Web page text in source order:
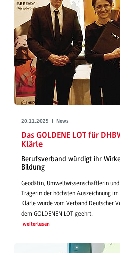
20.11.2025 | News
Das GOLDENE LOT für
Klärle
Berufsverband würdigt ihr
Bildung
Geodätin, Umweltwissenschaftlerin
Trägerin der höchsten Auszeichnung
Klärle wurde vom Verband Deutscher
dem GOLDENEN LOT geehrt.
weiterlesen